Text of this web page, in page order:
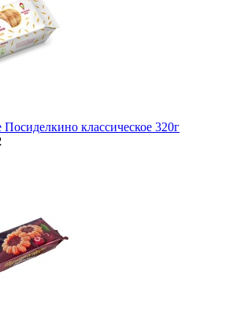
Посиделкино классическое 320г